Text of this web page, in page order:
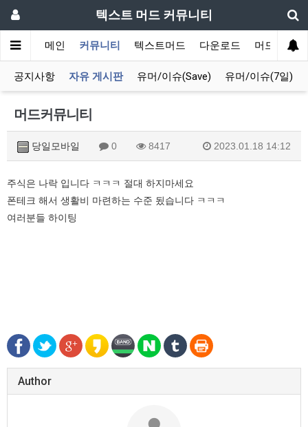
텍스트 머드 커뮤니티
메인 커뮤니티 텍스트머드 다운로드 머드 잡담
공지사항 자유 게시판 유머/이슈(Save) 유머/이슈(7일)
머드커뮤니티
당일모바일 0 8417 2023.01.18 14:12
주식은 나락 입니다 ㅋㅋㅋ 절대 하지마세요
폰테크 해서 생활비 마련하는 수준 됬습니다 ㅋㅋㅋ
여러분들 하이팅
Author